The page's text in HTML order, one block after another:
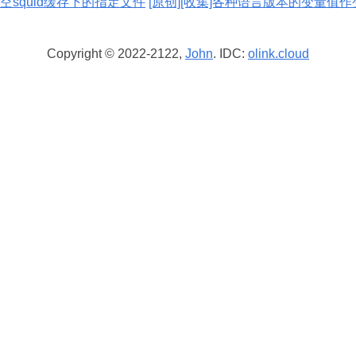
Copyright © 2022-2122, John. IDC: olink.cloud